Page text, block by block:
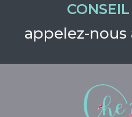
appelez-nous